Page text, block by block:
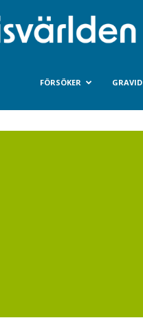
FÖRSÖKER GRAVID